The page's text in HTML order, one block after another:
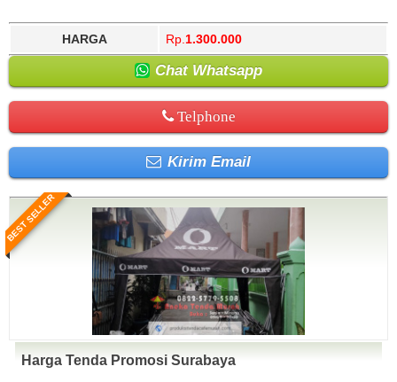
HARGA Rp. 1.300.000
Chat Whatsapp
Telphone
Kirim Email
BEST SELLER
Harga Tenda Promosi Surabaya